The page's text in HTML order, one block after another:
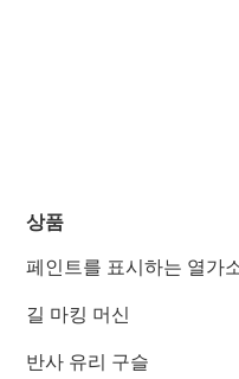
상품
페인트를 표시하는 열가
길 마킹 머신
반사 유리 구슬